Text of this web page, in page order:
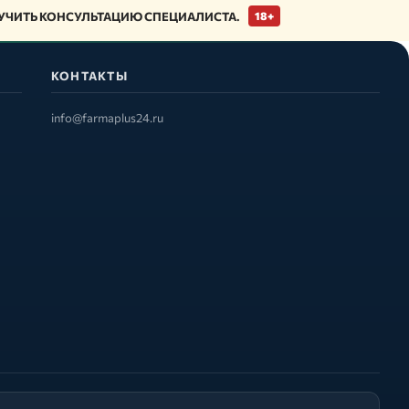
КОНСУЛЬТАЦИЮ СПЕЦИАЛИСТА. 18+
КОНТАКТЫ
info@farmaplus24.ru